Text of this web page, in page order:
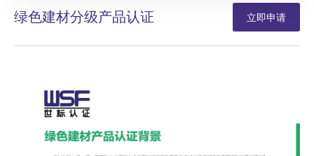
立即申请
绿色建材分级产品认证